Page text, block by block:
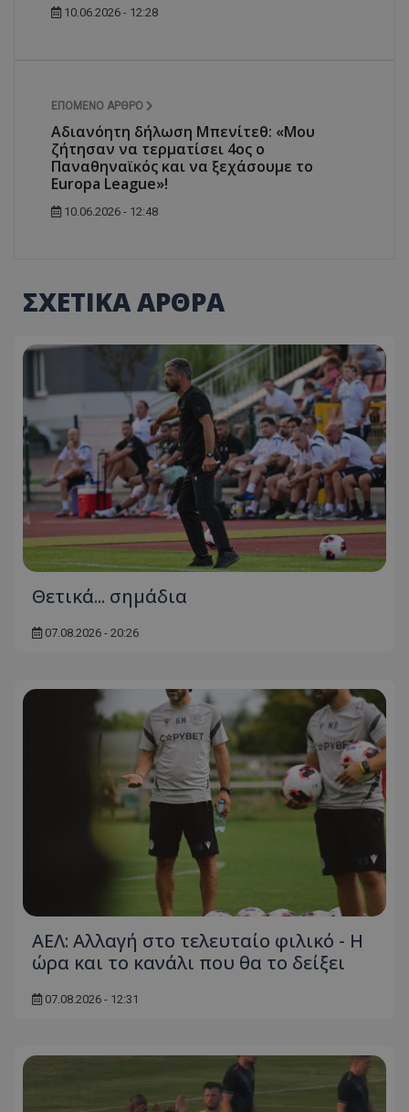
10.06.2026 - 12:28
ΕΠΌΜΕΝΟ ΆΡΘΡΟ
Αδιανόητη δήλωση Μπενίτεθ: «Μου
ζήτησαν να τερματίσει 4ος ο
Παναθηναϊκός και να ξεχάσουμε το
Europa League»!
10.06.2026 - 12:48
ΣΧΕΤΙΚΑ ΑΡΘΡΑ
Θετικά... σημάδια
07.08.2026 - 20:26
ΑΕΛ: Αλλαγή στο τελευταίο φιλικό - Η
ώρα και το κανάλι που θα το δείξει
07.08.2026 - 12:31